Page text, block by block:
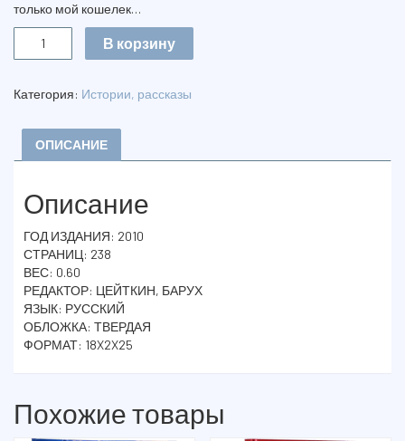
только мой кошелек…
СКАЗКИ
ВЗРОСЛЫХ
В корзину
Категория: Истории, рассказы
ОПИСАНИЕ
Описание
ГОД ИЗДАНИЯ: 2010
СТРАНИЦ: 238
ВЕС: 0.60
РЕДАКТОР: ЦЕЙТКИН, БАРУХ
ЯЗЫК: РУССКИЙ
ОБЛОЖКА: ТВЕРДАЯ
ФОРМАТ: 18X2X25
Похожие товары